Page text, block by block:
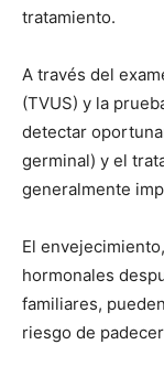
tratamiento.
A través del
(TVUS) y la
detectar
germinal) y el
generalmente
El
hormonales
familiares,
riesgo de